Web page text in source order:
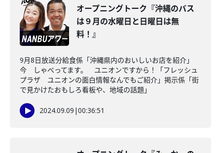
オープニングトーク『沖縄のバス
は９月の水曜日と日曜日は無
料！』
9月8日放送分給食係「沖縄県内のおいしいお店を紹介」
今 しゃべってます。 ユニオンですから！「フレッシュ
プラザ ユニオンの面白情報なんでもご紹介」掲示係「街
で見かけたおもしろ看板や、地域の話題」
2024.09.09 |00:36:51